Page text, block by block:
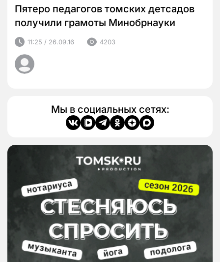
Пятеро педагогов томских детсадов
получили грамоты Минобрнауки
11:25 / 26.09.16 4203
Мы в социальных сетях: